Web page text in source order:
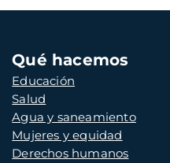
Qué hacemos
Educación
Salud
Agua y saneamiento
Mujeres y equidad
Derechos humanos